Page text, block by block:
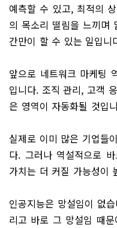
예측할 수 있고, 최적의
의 목소리 떨림을 느끼며
간만이 할 수 있는 일입니
앞으로 네트워크 마케팅
입니다. 조직 관리, 고객
은 영역이 자동화될 것입
실제로 이미 많은 기업들
다. 그러나 역설적으로
가치는 더 커질 가능성이
인공지능은 망설임이 없
리고 바로 그 망설임 때